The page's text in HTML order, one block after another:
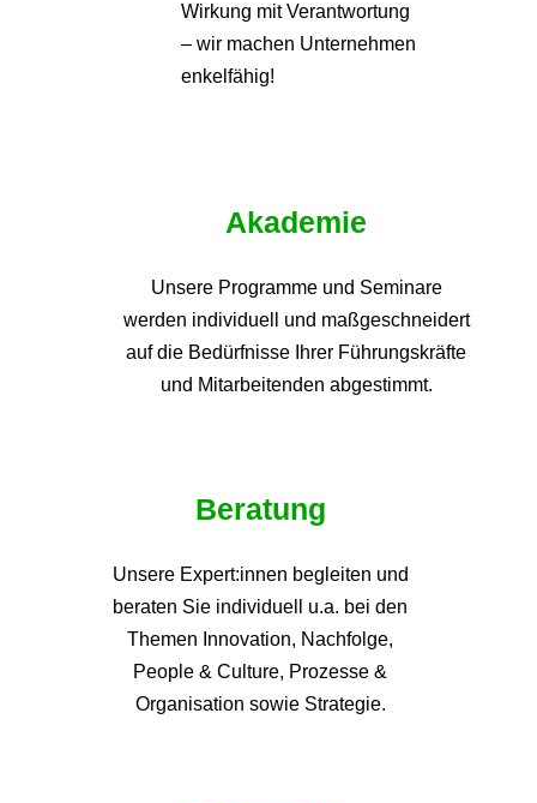
Wirkung mit Verantwortung
– wir machen Unternehmen
enkelfähig!
Akademie
Unsere Programme und Seminare
werden individuell und maßgeschneidert
auf die Bedürfnisse Ihrer Führungskräfte
und Mitarbeitenden abgestimmt.
Beratung
Unsere Expert:innen begleiten und
beraten Sie individuell u.a. bei den
Themen Innovation, Nachfolge,
People & Culture, Prozesse &
Organisation sowie Strategie.